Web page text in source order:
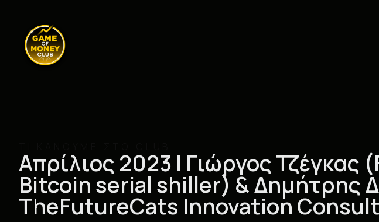
Απρίλιος 2023 | Γιώργος Τζέγκας
Bitcoin serial shiller) & Δημήτρης
TheFutureCats Innovation